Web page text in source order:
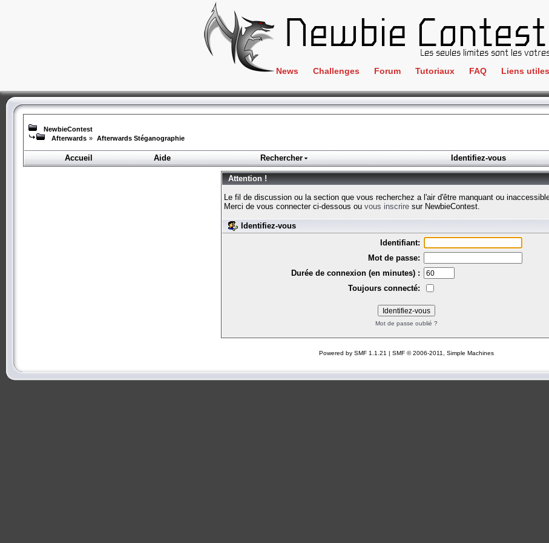
News Challenges
Crackme
ClientSide
Forensics
Hacking
Programmation
Stéganographie
Tous les challenges
Forum Tutoriaux FAQ Liens utiles
IRC
Newbie
NewbieContest
Afterwards » Afterwards Stéganographie
Accueil
Aide Rechercher Identifiez-vous
Attention !
Le fil de discussion ou la section que vous recherchez a l'air d'être manquant ou
Merci de vous connecter ci-dessous ou vous inscriresur NewbieContest.
Identifiez-vous
Identifiant:
Mot de passe:
Durée de connexion (en minutes) :
Toujours connecté:
Mot de passe oublié ?
Powered by SMF 1.1.21 | SMF © 2006-2011, Simple Machines